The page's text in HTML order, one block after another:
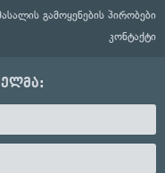
გამოყენების პირობები
კონტაქტი